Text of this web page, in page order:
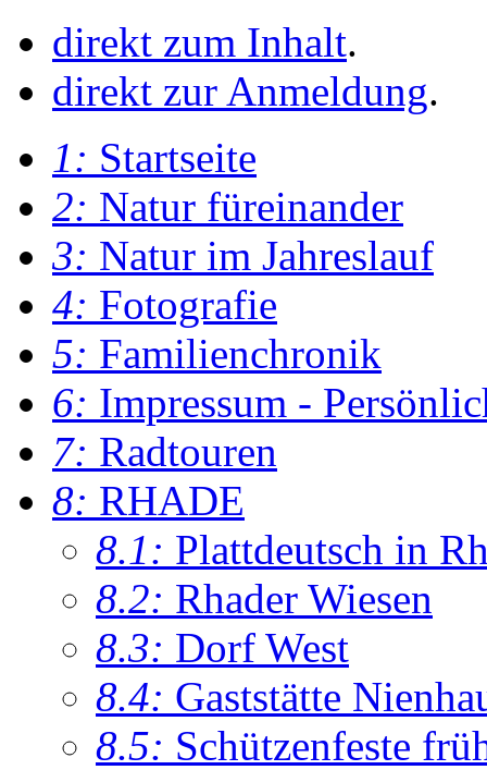
direkt zum Inhalt.
direkt zur Anmeldung.
1: Startseite
2: Natur füreinander
3: Natur im Jahreslauf
4: Fotografie
5: Familienchronik
6: Impressum -
7: Radtouren
8: RHADE
8.1: Plattdeutsch in
8.2: Rhader Wiesen
8.3: Dorf West
8.4: Gaststätte
8.5: Schützenfeste